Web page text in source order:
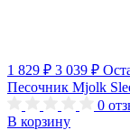
1 829 ₽ 3 039 ₽
Песочник Mjolk
0
В корзину